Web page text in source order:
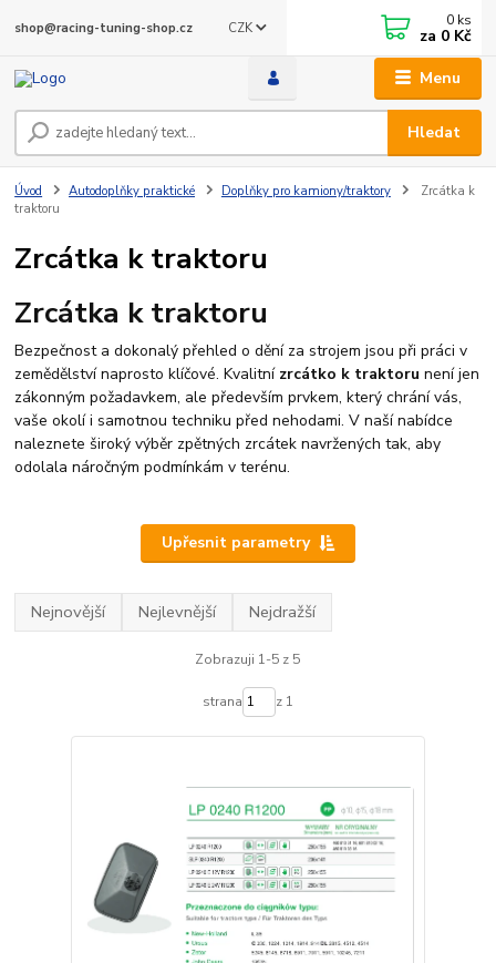
Menu
CZK
Hledat
shop@racing-tuning-shop.cz 0 ks
za 0 Kč
Úvod Autodoplňky praktické Doplňky pro kamiony/traktory
Zrcátka k
traktoru
Zrcátka k traktoru
Zrcátka k traktoru
Bezpečnost a dokonalý přehled o dění za strojem jsou při práci v
zemědělství naprosto klíčové. Kvalitní zrcátko k traktoru není jen
zákonným požadavkem, ale především prvkem, který chrání vás,
vaše okolí i samotnou techniku před nehodami. V naší nabídce
naleznete široký výběr zpětných zrcátek navržených tak, aby
odolala náročným podmínkám v terénu.
Upřesnit parametry
Nejnovější Nejlevnější Nejdražší
Zobrazuji 1-5 z 5
strana z 1